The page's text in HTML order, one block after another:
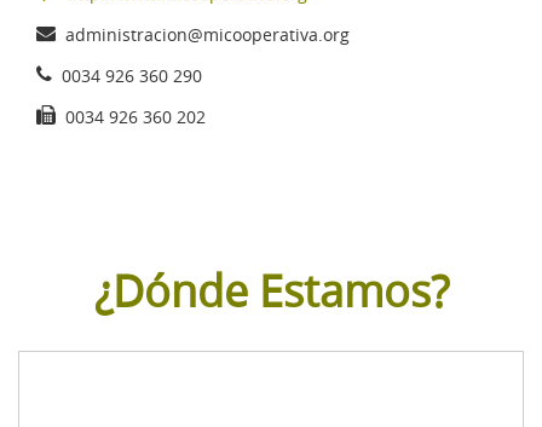
administracion@micooperativa.org
0034 926 360 290
0034 926 360 202
¿Dónde Estamos?